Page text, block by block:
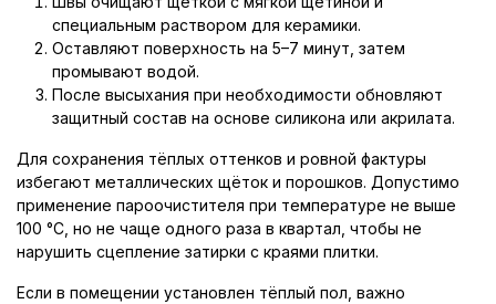
специальным раствором для керамики.
Оставляют поверхность на 5–7 минут, затем
промывают водой.
После высыхания при необходимости обновляют
защитный состав на основе силикона или акрилата.
Для сохранения тёплых оттенков и ровной фактуры
избегают металлических щёток и порошков. Допустимо
применение пароочистителя при температуре не выше
100 °C, но не чаще одного раза в квартал, чтобы не
нарушить сцепление затирки с краями плитки.
Если в помещении установлен тёплый пол, важно